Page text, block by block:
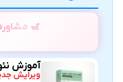
🎢
آموزش
ویرایش